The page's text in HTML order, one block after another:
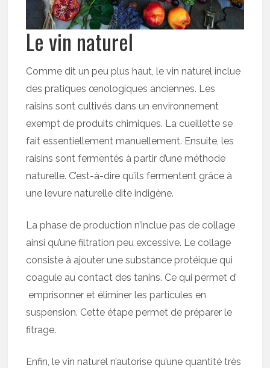
Le vin naturel
Comme dit un peu plus haut, le vin naturel inclue
des pratiques œnologiques anciennes. Les
raisins sont cultivés dans un environnement
exempt de produits chimiques. La cueillette se
fait essentiellement manuellement. Ensuite, les
raisins sont fermentés à partir d’une méthode
naturelle. C’est-à-dire qu’ils fermentent grâce à
une levure naturelle dite indigène.
La phase de production n’inclue pas de collage
ainsi qu’une filtration peu excessive. Le collage
consiste à ajouter une substance protéique qui
coagule au contact des tanins. Ce qui permet d’
emprisonner et éliminer les particules en
suspension. Cette étape permet de préparer le
fitrage.
Enfin, le vin naturel n’autorise qu’une quantité très